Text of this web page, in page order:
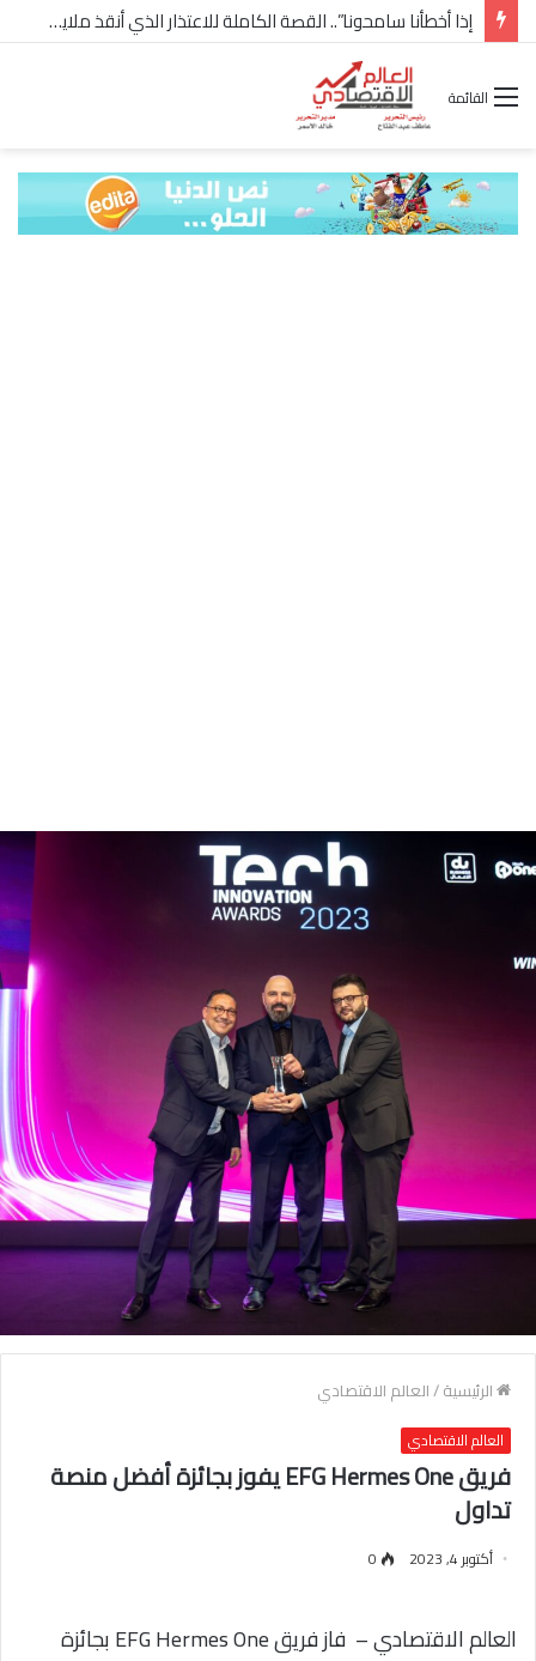
إذا أخطأنا سامحونا”.. القصة الكاملة للاعتذار الذي أنقذ ملايين “إعمار” في الساحل الشمالي
القائمة
الرئيسية/العالم الاقتصادي
العالم الاقتصادي
فريق EFG Hermes One يفوز بجائزة أفضل منصة
تداول
أكتوبر 4, 2023 0
العالم الاقتصادي – فاز فريق EFG Hermes One بجائزة